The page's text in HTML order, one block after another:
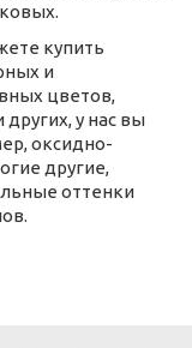
купить
и
цветов,
других, у нас вы
оксидно-
другие,
оттенки